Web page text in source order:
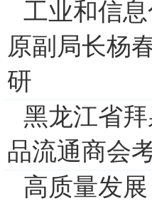
工业和信
原副局长杨
研
黑龙江省
品流通商会
高质量发